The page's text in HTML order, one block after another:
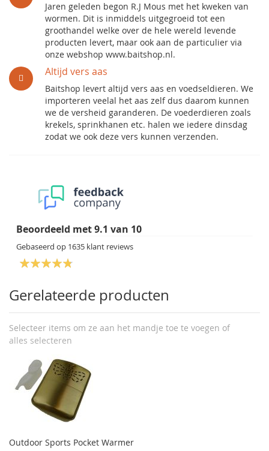
Jaren geleden begon R.J Mous met het kweken van
wormen. Dit is inmiddels uitgegroeid tot een
groothandel welke over de hele wereld levende
producten levert, maar ook aan de particulier via
onze webshop www.baitshop.nl.
Altijd vers aas
Baitshop levert altijd vers aas en voedseldieren. We
importeren veelal het aas zelf dus daarom kunnen
we de versheid garanderen. De voederdieren zoals
krekels, sprinkhanen etc. halen we iedere dinsdag
zodat we ook deze vers kunnen verzenden.
Beoordeeld met9.1 van 10
Gebaseerd op 1635 klant reviews
Gerelateerde producten
Selecteer items om ze aan het mandje toe te voegen of
alles selecteren
Outdoor Sports Pocket Warmer